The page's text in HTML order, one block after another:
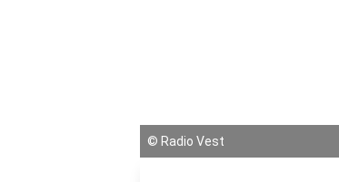
© Radio Vest